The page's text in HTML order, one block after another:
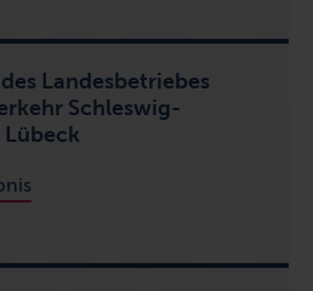
Landesbetriebes
Schleswig-